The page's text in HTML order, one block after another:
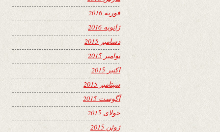
فوریه 2016
ژانویه 2016
دسامبر 2015
نوامبر 2015
اکتبر 2015
سپتامبر 2015
آگوست 2015
جولای 2015
ژوئن 2015